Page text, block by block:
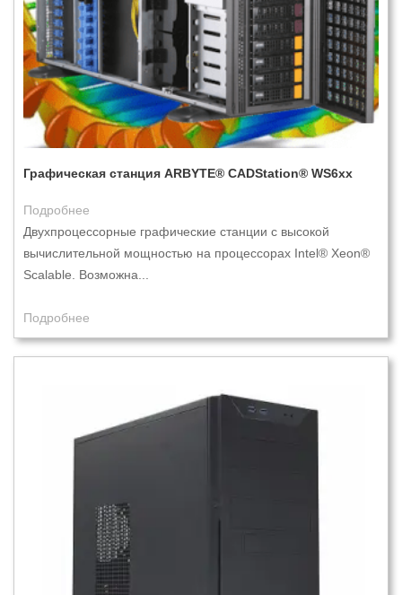
Графическая станция ARBYTE® CADStation® WS6xx
Подробнее
Двухпроцессорные графические станции с высокой
вычислительной мощностью на процессорах Intel® Xeon®
Scalable. Возможна...
Подробнее